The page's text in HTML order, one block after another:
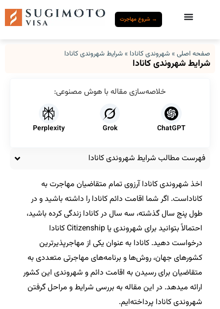
→ شروع مهاجرت
صفحه اصلی»شهروندی کانادا »شرایط شهروندی کانادا
شرایط شهروندی کانادا
خلاصه‌سازی مقاله با هوش مصنوعی:
ChatGPT
Grok
Perplexity
فهرست مطالب شرایط شهروندی کانادا
اخذ شهروندی کانادا آرزوی تمام متقاضیان مهاجرت به
کاناداست. اگر شما اقامت دائم کانادا را داشته باشید و در
طول پنج سال گذشته، سه سال در کانادا زندگی کرده باشید،
احتمالاً بتوانید برای شهروندی یا Citizenship کانادا
درخواست دهید. کانادا به عنوان یکی از مهاجرپذیرترین
کشورهای جهان، روش‌ها و برنامه‌های مهاجرتی متعددی به
متقاضیان برای رسیدن به اقامت دائم و شهروندی این کشور
ارائه میدهد. در این مقاله به بررسی شرایط و مراحل گرفتن
شهروندی کانادا پرداخته‌ایم.